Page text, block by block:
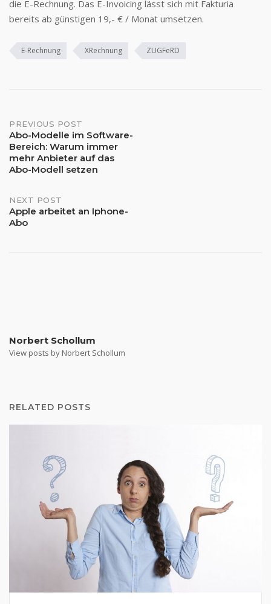
die E-Rechnung. Das E-Invoicing lässt sich mit Fakturia
bereits ab günstigen 19,- € / Monat umsetzen.
E-Rechnung XRechnung ZUGFeRD
Post
navigation
PREVIOUS POST
Abo-Modelle im Software-
Bereich: Warum immer
mehr Anbieter auf das
Abo-Modell setzen
NEXT POST
Apple arbeitet an Iphone-
Abo
Norbert Schollum
View posts by Norbert Schollum
RELATED POSTS